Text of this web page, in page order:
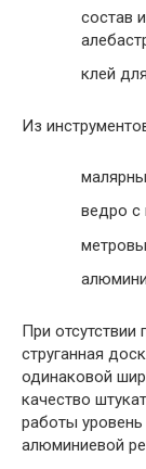
состав
клей
Из
ведро с
При
струганная
одинаковой
качество
работы
алюминиевой